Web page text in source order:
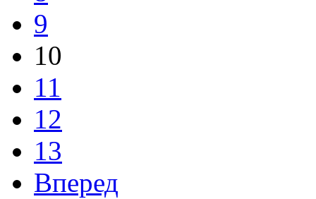
9
10
11
12
13
Вперед